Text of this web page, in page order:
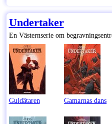
Undertaker
En Västernserie om
Guldätaren Gamarnas dans